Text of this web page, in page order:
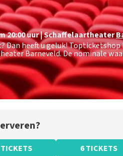
20:00uur|Schaffelaartheater
Dan heeft u geluk!
Barneveld. De nominale
6 TICKETS